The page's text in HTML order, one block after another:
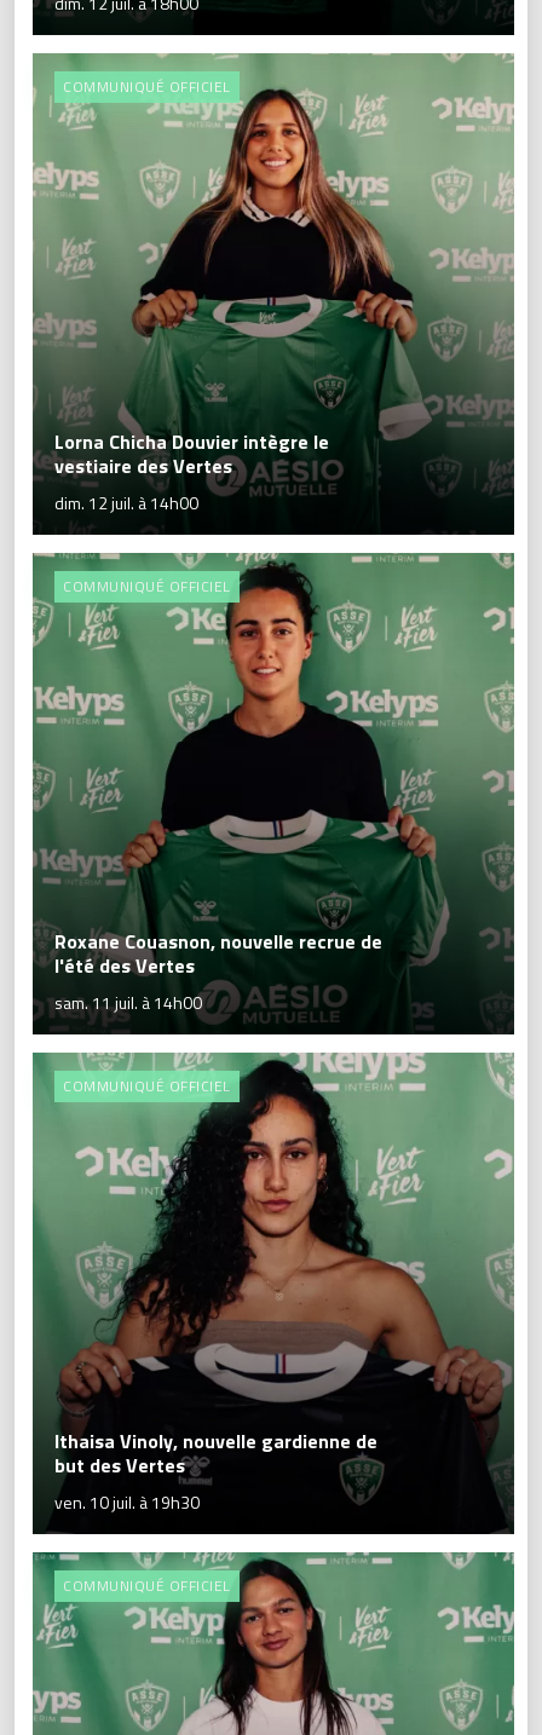
COMMUNIQUÉ OFFICIEL
Lorna Chicha Douvier intègre le
vestiaire des Vertes
dim. 12 juil. à 14h00
COMMUNIQUÉ OFFICIEL
Roxane Couasnon, nouvelle recrue de
l'été des Vertes
sam. 11 juil. à 14h00
COMMUNIQUÉ OFFICIEL
Ithaisa Vinoly, nouvelle gardienne de
but des Vertes
ven. 10 juil. à 19h30
COMMUNIQUÉ OFFICIEL